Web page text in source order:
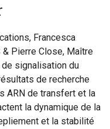
Francesca
& Pierre Close, Maître
signalisation du
de recherche
ARN de transfert et la
la dynamique de la
et la stabilité